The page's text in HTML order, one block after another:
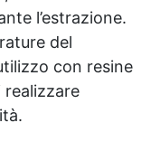
per oggetti
per modelli
dettagli precisi
artistici Gomma
siliconica
per calchi
per dettagli
l’estrazione.
del
con resine
realizzare